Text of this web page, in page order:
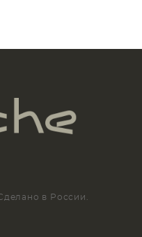
в России.